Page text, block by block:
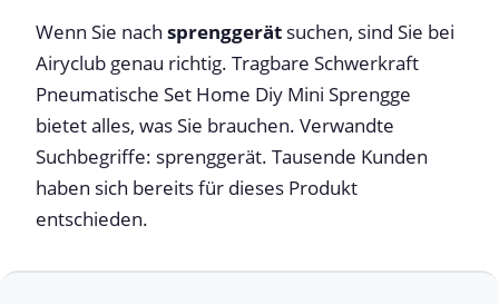
Wenn Sie nach sprenggerät suchen, sind Sie bei
Airyclub genau richtig. Tragbare Schwerkraft
Pneumatische Set Home Diy Mini Sprengge
bietet alles, was Sie brauchen. Verwandte
Suchbegriffe: sprenggerät. Tausende Kunden
haben sich bereits für dieses Produkt
entschieden.